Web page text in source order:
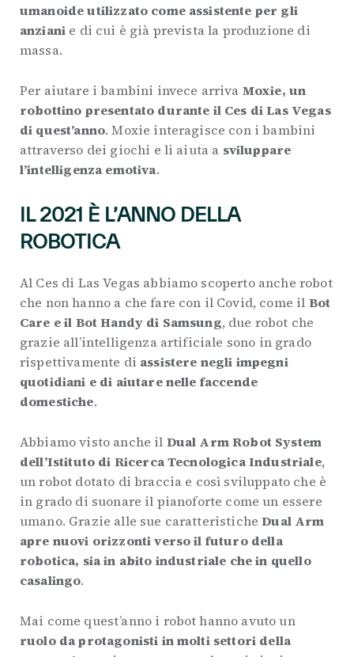
umanoide utilizzato come assistente per gli
anziani e di cui è già prevista la produzione di
massa.
Per aiutare i bambini invece arriva Moxie, un
robottino presentato durante il Ces di Las Vegas
di quest’anno. Moxie interagisce con i bambini
attraverso dei giochi e li aiuta a sviluppare
l’intelligenza emotiva.
IL 2021 È L’ANNO DELLA
ROBOTICA
Al Ces di Las Vegas abbiamo scoperto anche robot
che non hanno a che fare con il Covid, come il Bot
Care e il Bot Handy di Samsung, due robot che
grazie all’intelligenza artificiale sono in grado
rispettivamente di assistere negli impegni
quotidiani e di aiutare nelle faccende
domestiche.
Abbiamo visto anche il Dual Arm Robot System
dell’Istituto di Ricerca Tecnologica Industriale,
un robot dotato di braccia e così sviluppato che è
in grado di suonare il pianoforte come un essere
umano. Grazie alle sue caratteristicheDual Arm
apre nuovi orizzonti verso il futuro della
robotica, sia in abito industriale che in quello
casalingo.
Mai come quest’anno i robot hanno avuto un
ruolo da protagonisti in molti settori della